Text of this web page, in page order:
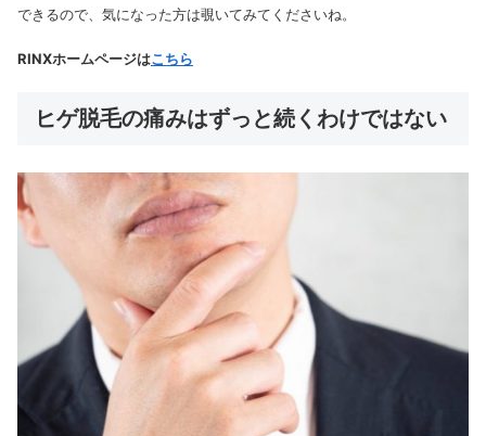
できるので、気になった方は覗いてみてくださいね。
RINXホームページはこちら
ヒゲ脱毛の痛みはずっと続くわけではない